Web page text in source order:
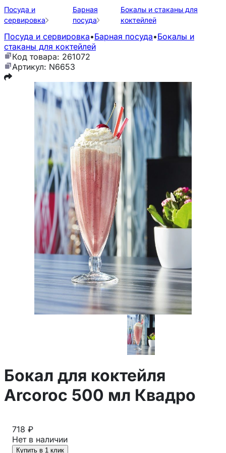
Посуда и
сервировка
Барная
посуда
Бокалы и стаканы для
коктейлей
Посуда и сервировка•Барная посуда•Бокалы и
стаканы для коктейлей
Код товара: 261072
Артикул: N6653
Бокал для коктейля
Arcoroc 500 мл Квадро
718 ₽
Нет в наличии
Купить в 1 клик